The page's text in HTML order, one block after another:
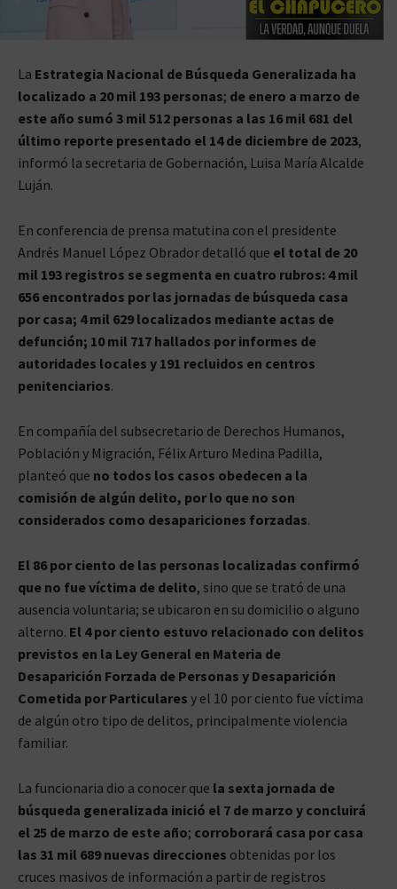
La Estrategia Nacional de Búsqueda Generalizada ha
localizado a 20 mil 193 personas; de enero a marzo de
este año sumó 3 mil 512 personas a las 16 mil 681 del
último reporte presentado el 14 de diciembre de 2023,
informó la secretaria de Gobernación, Luisa María Alcalde
Luján.
En conferencia de prensa matutina con el presidente
Andrés Manuel López Obrador detalló que el total de 20
mil 193 registros se segmenta en cuatro rubros: 4 mil
656 encontrados por las jornadas de búsqueda casa
por casa; 4 mil 629 localizados mediante actas de
defunción; 10 mil 717 hallados por informes de
autoridades locales y 191 recluidos en centros
penitenciarios.
En compañía del subsecretario de Derechos Humanos,
Población y Migración, Félix Arturo Medina Padilla,
planteó que no todos los casos obedecen a la
comisión de algún delito, por lo que no son
considerados como desapariciones forzadas.
El 86 por ciento de las personas localizadas confirmó
que no fue víctima de delito, sino que se trató de una
ausencia voluntaria; se ubicaron en su domicilio o alguno
alterno. El 4 por ciento estuvo relacionado con delitos
previstos en la Ley General en Materia de
Desaparición Forzada de Personas y Desaparición
Cometida por Particulares y el 10 por ciento fue víctima
de algún otro tipo de delitos, principalmente violencia
familiar.
La funcionaria dio a conocer que la sexta jornada de
búsqueda generalizada inició el 7 de marzo y concluirá
el 25 de marzo de este año; corroborará casa por casa
las 31 mil 689 nuevas direcciones obtenidas por los
cruces masivos de información a partir de registros